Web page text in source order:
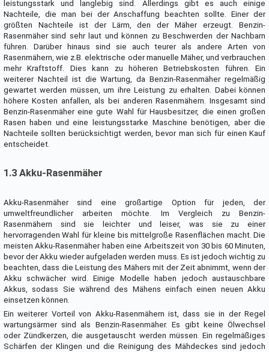
leistungsstark und langlebig sind. Allerdings gibt es auch einige
Nachteile, die man bei der Anschaffung beachten sollte. Einer der
größten Nachteile ist der Lärm, den der Mäher erzeugt. Benzin-
Rasenmäher sind sehr laut und können zu Beschwerden der Nachbarn
führen. Darüber hinaus sind sie auch teurer als andere Arten von
Rasenmähern, wie z.B. elektrische oder manuelle Mäher, und verbrauchen
mehr Kraftstoff. Dies kann zu höheren Betriebskosten führen. Ein
weiterer Nachteil ist die Wartung, da Benzin-Rasenmäher regelmäßig
gewartet werden müssen, um ihre Leistung zu erhalten. Dabei können
höhere Kosten anfallen, als bei anderen Rasenmähern. Insgesamt sind
Benzin-Rasenmäher eine gute Wahl für Hausbesitzer, die einen großen
Rasen haben und eine leistungsstarke Maschine benötigen, aber die
Nachteile sollten berücksichtigt werden, bevor man sich für einen Kauf
entscheidet.
1.3 Akku-Rasenmäher
Akku-Rasenmäher sind eine großartige Option für jeden, der
umweltfreundlicher arbeiten möchte. Im Vergleich zu Benzin-
Rasenmähern sind sie leichter und leiser, was sie zu einer
hervorragenden Wahl für kleine bis mittelgroße Rasenflächen macht. Die
meisten Akku-Rasenmäher haben eine Arbeitszeit von 30 bis 60 Minuten,
bevor der Akku wieder aufgeladen werden muss. Es ist jedoch wichtig zu
beachten, dass die Leistung des Mähers mit der Zeit abnimmt, wenn der
Akku schwächer wird. Einige Modelle haben jedoch austauschbare
Akkus, sodass Sie während des Mähens einfach einen neuen Akku
einsetzen können.
Ein weiterer Vorteil von Akku-Rasenmähern ist, dass sie in der Regel
wartungsärmer sind als Benzin-Rasenmäher. Es gibt keine Ölwechsel
oder Zündkerzen, die ausgetauscht werden müssen. Ein regelmäßiges
Schärfen der Klingen und die Reinigung des Mähdeckes sind jedoch